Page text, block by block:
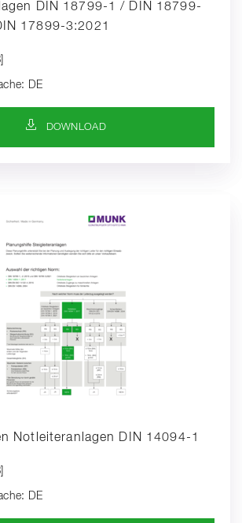
DIN 18799-1 / DIN 18799-
17899-3:2021
DE
DOWNLOAD-SYMBOL
DOWNLOAD
Notleiteranlagen DIN 14094-1
DE